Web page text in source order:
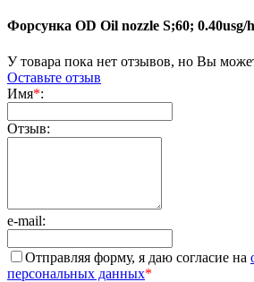
Форсунка OD Oil nozzle S;60;
У товара пока нет отзывов, но Вы
Оставьте отзыв
Имя*:
Отзыв:
e-mail:
Отправляя форму, я даю согласие на
персональных данных*